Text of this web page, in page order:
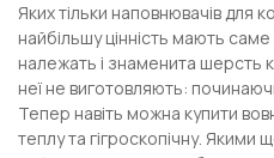
Яких тільки наповнювачів для
найбільшу цінність мають
належать і знаменита шерсть
неї не виготовляють:
Тепер навіть можна купити
теплу та гігроскопічну. Якими